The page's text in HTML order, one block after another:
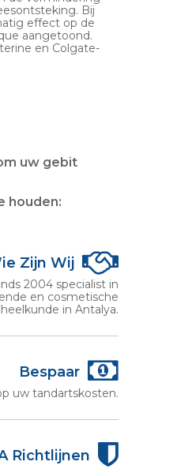
Bij
effect op de
aangetoond.
en Colgate-
uw gebit
houden:
Zijn Wij
2004 specialist in
en cosmetische
in Antalya.
Bespaar
uw tandartskosten.
Richtlijnen